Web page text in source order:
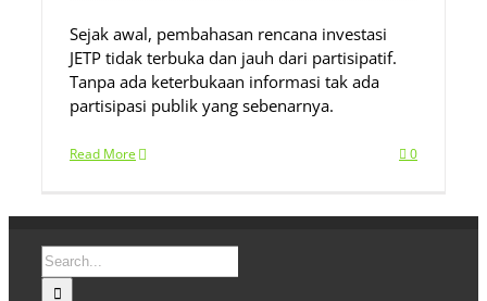
Sejak awal, pembahasan rencana investasi
JETP tidak terbuka dan jauh dari partisipatif.
Tanpa ada keterbukaan informasi tak ada
partisipasi publik yang sebenarnya.
Read More 0
Search
for: